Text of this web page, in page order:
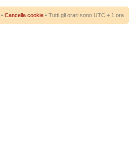
• Cancella cookie • Tutti gli orari sono UTC + 1 ora